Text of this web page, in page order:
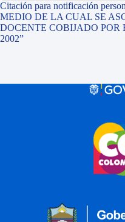
Citación para notificación
MEDIO DE LA CUAL SE
DOCENTE COBIJADO POR
2002”